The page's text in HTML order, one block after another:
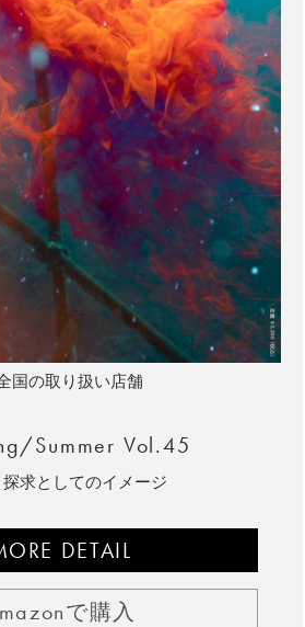
国の取り扱い店舗
Summer Vol.45
求としてのイメージ
DETAIL
で購入